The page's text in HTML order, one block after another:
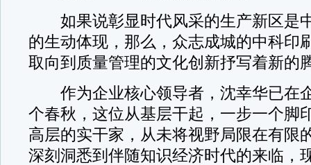
如果说彰显时代风采的生产新区是
的生动体现，那么，众志成城的中科印
取向到质量管理的文化创新抒写着新的
作为企业核心领导者，沈幸华已在
个春秋，这位从基层干起，一步一个脚
高层的实干家，从未将视野局限在有限
深刻洞悉到伴随知识经济时代的来临，